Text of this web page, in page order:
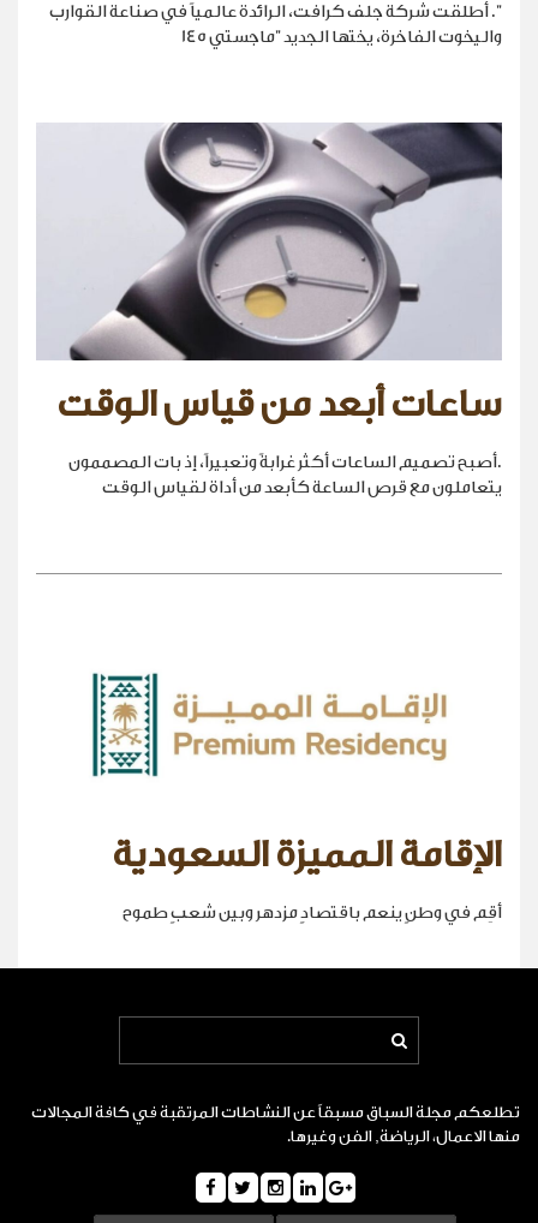
". أطلقت شركة جلف كرافت، الرائدة عالمياً في صناعة القوارب
واليخوت الفاخرة، يختها الجديد "ماجستي 145
ساعات أبعد من قياس الوقت
.أصبح تصميم الساعات أكثر غرابةً وتعبيراً، إذ بات المصممون
يتعاملون مع قرص الساعة كأبعد من أداة لقياس الوقت
الإقامة المميزة السعودية
أقِم في وطنٍ ينعم باقتصادٍ مزدهر وبين شعبٍ طموح
تطلعكم مجلة السباق مسبقاً عن النشاطات المرتقبة في كافة المجالات
منها الاعمال، الرياضة, الفن وغيرها.